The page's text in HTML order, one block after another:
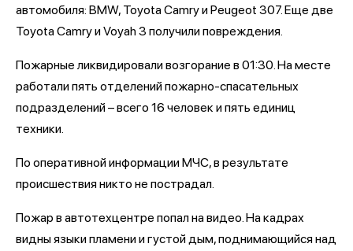
автомобиля: BMW, Toyota Camry и Peugeot 307. Еще две
Toyota Camry и Voyah 3 получили повреждения.
Пожарные ликвидировали возгорание в 01:30. На месте
работали пять отделений пожарно-спасательных
подразделений – всего 16 человек и пять единиц
техники.
По оперативной информации МЧС, в результате
происшествия никто не пострадал.
Пожар в автотехцентре попал на видео. На кадрах
видны языки пламени и густой дым, поднимающийся над